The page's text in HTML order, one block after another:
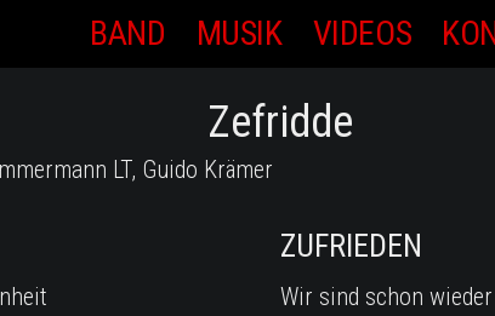
BAND MUSIK VIDEOS
Zefridde
LT, Guido Krämer
ZUFRIEDEN
Wir sind schon